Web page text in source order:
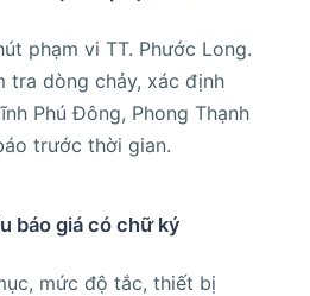
phạm vi TT. Phước Long.
tra dòng chảy, xác định
Phú Đông, Phong Thạnh
trước thời gian.
báo giá có chữ ký
mức độ tắc, thiết bị